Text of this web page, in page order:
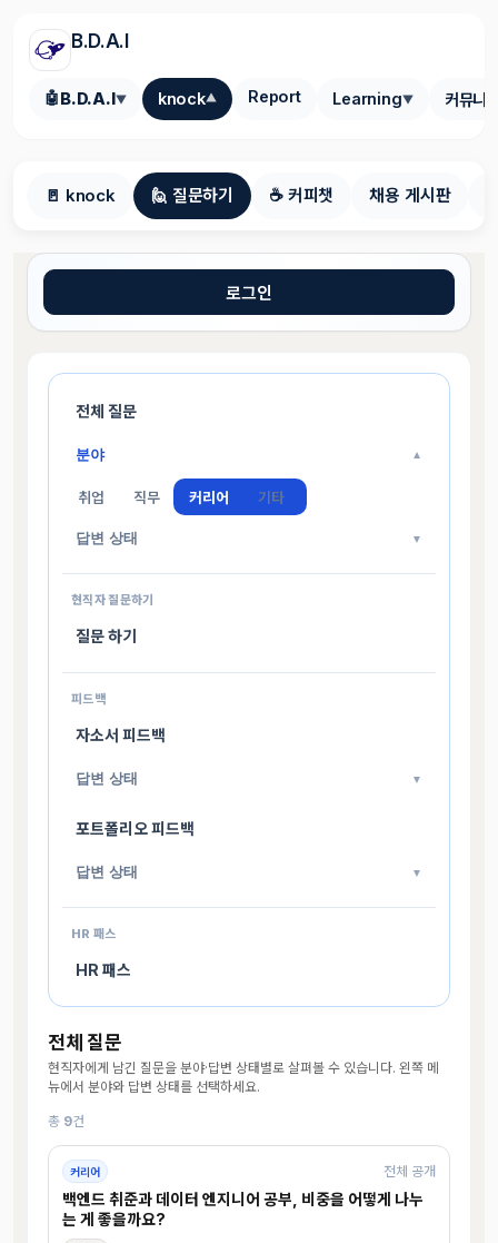
B.D.A.I
🤖B.D.A.I▼ knock▼ Report Learning▼ 커뮤니
🚪 knock 🙋 질문하기 ☕ 커피챗 채용 게시판
로그인
전체 질문
분야 ▼
취업 직무 커리어 기타
답변 상태 ▼
현직자 질문하기
질문 하기
피드백
자소서 피드백
답변 상태 ▼
포트폴리오 피드백
답변 상태 ▼
HR 패스
HR 패스
전체 질문
현직자에게 남긴 질문을 분야·답변 상태별로 살펴볼 수 있습니다. 왼쪽 메
뉴에서 분야와 답변 상태를 선택하세요.
총 9건
커리어 전체 공개
백엔드 취준과 데이터 엔지니어 공부, 비중을 어떻게 나누
는 게 좋을까요?